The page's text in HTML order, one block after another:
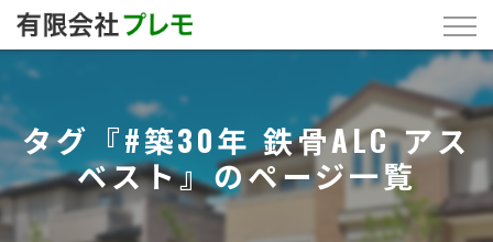
タグ『#築30年 鉄骨ALC アス
ベスト』のページ一覧